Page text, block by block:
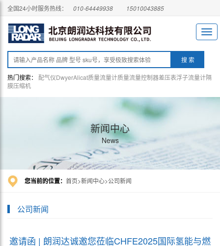
全国24小时服务热线： 010-64449938 15010043885
热门搜索： 配气仪DwyerAlicat质量流量计质量流量控制器差压表浮子流量计隔
膜压缩机
新闻中心
News
您当前的位置： 首页 新闻中心 公司新闻
公司新闻
邀请函 | 朗润达诚邀您莅临CHFE2025国际氢能与燃